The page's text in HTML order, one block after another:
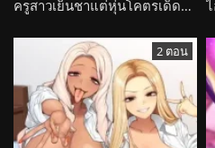
ครูสาวเย็นชาแต่หุ่นโคตรเด็ดถูกนักเรียนแกล้งจนหลุดกรอบ Cool de M
2 ตอน